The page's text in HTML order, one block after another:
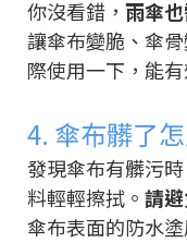
你沒看錯， 雨傘
讓傘布變脆、傘
際使用一下，能
4. 傘布髒了
發現傘布有髒污
料輕輕擦拭。 請
傘布表面的防水